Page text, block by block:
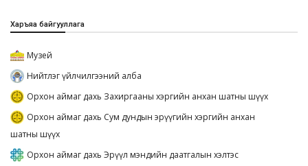
Харъяа байгууллага
Музей
Нийтлэг үйлчилгээний алба
Орхон аймаг дахь Захиргааны хэргийн анхан шатны шүүх
Орхон аймаг дахь Сум дундын эрүүгийн хэргийн анхан
шатны шүүх
Орхон аймаг дахь Эрүүл мэндийн даатгалын хэлтэс